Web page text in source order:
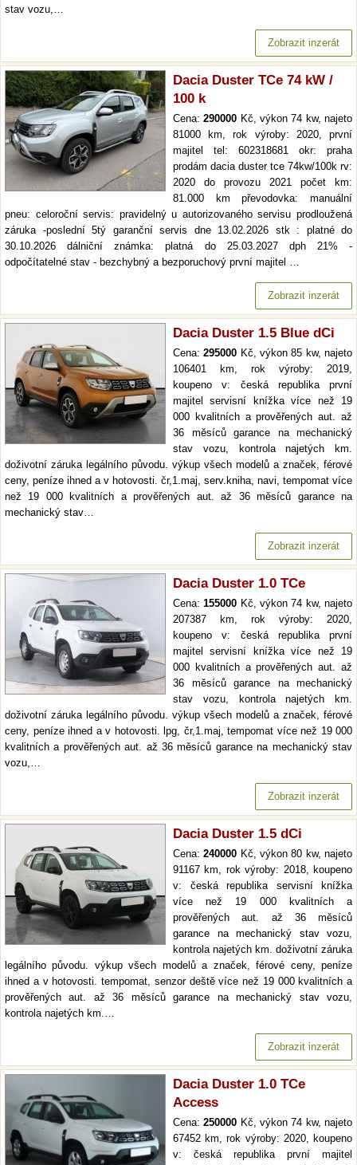
stav vozu,…
Zobrazit inzerát
Dacia Duster TCe 74 kW /
100 k
Cena:290000 Kč, výkon 74 kw, najeto
81000 km, rok výroby: 2020, první
majitel tel: 602318681 okr: praha
prodám dacia duster tce 74kw/100k rv:
2020 do provozu 2021 počet km:
81.000 km převodovka: manuální
pneu: celoroční servis: pravidelný u autorizovaného servisu prodloužená
záruka -poslední 5tý garanční servis dne 13.02.2026 stk : platné do
30.10.2026 dálniční známka: platná do 25.03.2027 dph 21% -
odpočítatelné stav - bezchybný a bezporuchový první majitel …
Zobrazit inzerát
Dacia Duster 1.5 Blue dCi
Cena:295000 Kč, výkon 85 kw, najeto
106401 km, rok výroby: 2019,
koupeno v: česká republika první
majitel servisní knížka více než 19
000 kvalitních a prověřených aut. až
36 měsíců garance na mechanický
stav vozu, kontrola najetých km.
doživotní záruka legálního původu. výkup všech modelů a značek, férové
ceny, peníze ihned a v hotovosti. čr,1.maj, serv.kniha, navi, tempomat více
než 19 000 kvalitních a prověřených aut. až 36 měsíců garance na
mechanický stav…
Zobrazit inzerát
Dacia Duster 1.0 TCe
Cena:155000 Kč, výkon 74 kw, najeto
207387 km, rok výroby: 2020,
koupeno v: česká republika první
majitel servisní knížka více než 19
000 kvalitních a prověřených aut. až
36 měsíců garance na mechanický
stav vozu, kontrola najetých km.
doživotní záruka legálního původu. výkup všech modelů a značek, férové
ceny, peníze ihned a v hotovosti. lpg, čr,1.maj, tempomat více než 19 000
kvalitních a prověřených aut. až 36 měsíců garance na mechanický stav
vozu,…
Zobrazit inzerát
Dacia Duster 1.5 dCi
Cena:240000 Kč, výkon 80 kw, najeto
91167 km, rok výroby: 2018, koupeno
v: česká republika servisní knížka
více než 19 000 kvalitních a
prověřených aut. až 36 měsíců
garance na mechanický stav vozu,
kontrola najetých km. doživotní záruka
legálního původu. výkup všech modelů a značek, férové ceny, peníze
ihned a v hotovosti. tempomat, senzor deště více než 19 000 kvalitních a
prověřených aut. až 36 měsíců garance na mechanický stav vozu,
kontrola najetých km.…
Zobrazit inzerát
Dacia Duster 1.0 TCe
Access
Cena:250000 Kč, výkon 74 kw, najeto
67452 km, rok výroby: 2020, koupeno
v: česká republika první majitel